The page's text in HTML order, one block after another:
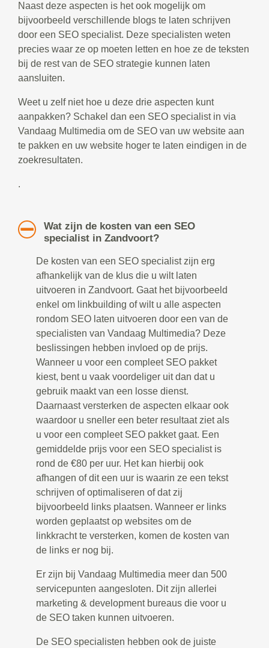
Naast deze aspecten is het ook mogelijk om
bijvoorbeeld verschillende blogs te laten schrijven
door een SEO specialist. Deze specialisten weten
precies waar ze op moeten letten en hoe ze de teksten
bij de rest van de SEO strategie kunnen laten
aansluiten.
Weet u zelf niet hoe u deze drie aspecten kunt
aanpakken? Schakel dan een SEO specialist in via
Vandaag Multimedia om de SEO van uw website aan
te pakken en uw website hoger te laten eindigen in de
zoekresultaten.
.
Wat zijn de kosten van een SEO
specialist in Zandvoort?
De kosten van een SEO specialist zijn erg
afhankelijk van de klus die u wilt laten
uitvoeren in Zandvoort. Gaat het bijvoorbeeld
enkel om linkbuilding of wilt u alle aspecten
rondom SEO laten uitvoeren door een van de
specialisten van Vandaag Multimedia? Deze
beslissingen hebben invloed op de prijs.
Wanneer u voor een compleet SEO pakket
kiest, bent u vaak voordeliger uit dan dat u
gebruik maakt van een losse dienst.
Daarnaast versterken de aspecten elkaar ook
waardoor u sneller een beter resultaat ziet als
u voor een compleet SEO pakket gaat. Een
gemiddelde prijs voor een SEO specialist is
rond de €80 per uur. Het kan hierbij ook
afhangen of dit een uur is waarin ze een tekst
schrijven of optimaliseren of dat zij
bijvoorbeeld links plaatsen. Wanneer er links
worden geplaatst op websites om de
linkkracht te versterken, komen de kosten van
de links er nog bij.
Er zijn bij Vandaag Multimedia meer dan 500
servicepunten aangesloten. Dit zijn allerlei
marketing & development bureaus die voor u
de SEO taken kunnen uitvoeren.
De SEO specialisten hebben ook de juiste